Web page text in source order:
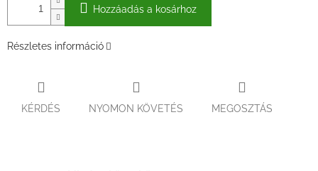
Hozzáadás a kosárhoz
Részletes információ
KÉRDÉS NYOMON KÖVETÉS MEGOSZTÁS